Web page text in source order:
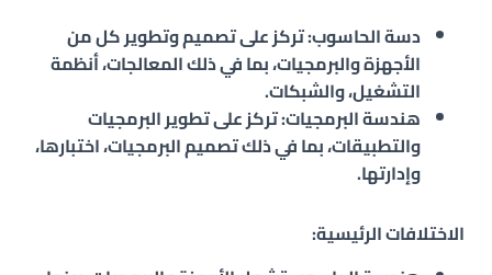
دسة الحاسوب: تركز على تصميم وتطوير كل من
الأجهزة والبرمجيات، بما في ذلك المعالجات، أنظمة
التشغيل، والشبكات.
هندسة البرمجيات: تركز على تطوير البرمجيات
والتطبيقات، بما في ذلك تصميم البرمجيات، اختبارها،
وإدارتها.
الاختلافات الرئيسية: